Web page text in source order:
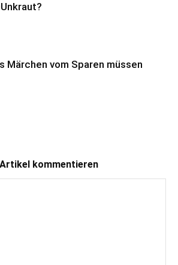
Märchen vom Sparen müssen
kommentieren